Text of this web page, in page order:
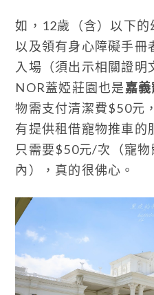
如，12歲（含）以下的
以及領有身心障礙手冊
入場（須出示相關證
NOR蓋婭莊園也是嘉
物需支付清潔費$50元
有提供租借寵物推車的
只需要$50元/次（寵
內），真的很佛心。